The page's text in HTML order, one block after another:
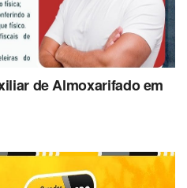
de Almoxarifado em